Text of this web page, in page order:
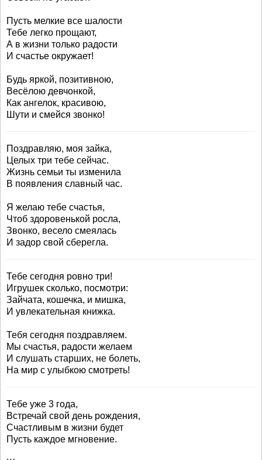
Пусть мелкие все шалости
Тебе легко прощают,
А в жизни только радости
И счастье окружает!
Будь яркой, позитивною,
Весёлою девчонкой,
Как ангелок, красивою,
Шути и смейся звонко!
Поздравляю, моя зайка,
Целых три тебе сейчас.
Жизнь семьи ты изменила
В появления славный час.
Я желаю тебе счастья,
Чтоб здоровенькой росла,
Звонко, весело смеялась
И задор свой сберегла.
Тебе сегодня ровно три!
Игрушек сколько, посмотри:
Зайчата, кошечка, и мишка,
И увлекательная книжка.
Тебя сегодня поздравляем.
Мы счастья, радости желаем
И слушать старших, не болеть,
На мир с улыбкою смотреть!
Тебе уже 3 года,
Встречай свой день рождения,
Счастливым в жизни будет
Пусть каждое мгновение.